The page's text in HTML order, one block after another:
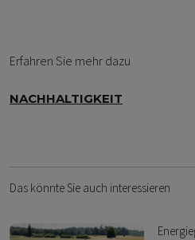
Erfahren Sie mehr dazu
NACHHALTIGKEIT
Das könnte Sie auch interessieren